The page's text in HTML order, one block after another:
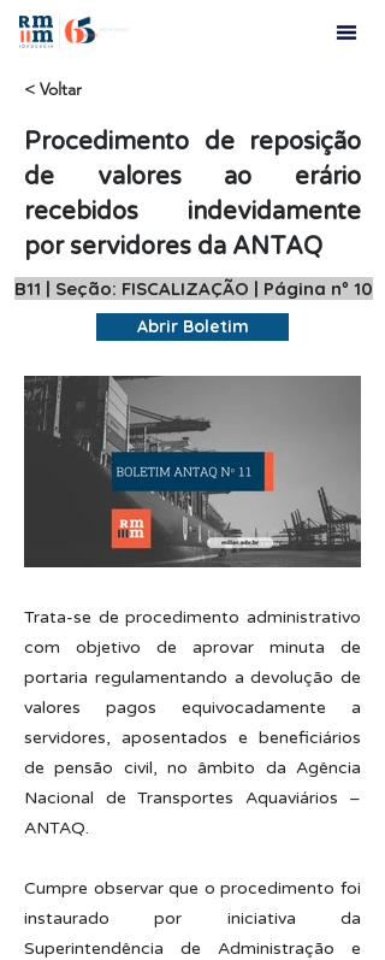
< Voltar
Procedimento de reposição
de valores ao erário
recebidos indevidamente
por servidores da ANTAQ
B11 | Seção: FISCALIZAÇÃO | Página nº 10
Abrir Boletim
Trata-se de procedimento administrativo
com objetivo de aprovar minuta de
portaria regulamentando a devolução de
valores pagos equivocadamente a
servidores, aposentados e beneficiários
de pensão civil, no âmbito da Agência
Nacional de Transportes Aquaviários –
ANTAQ.
Cumpre observar que o procedimento foi
instaurado por iniciativa da
Superintendência de Administração e